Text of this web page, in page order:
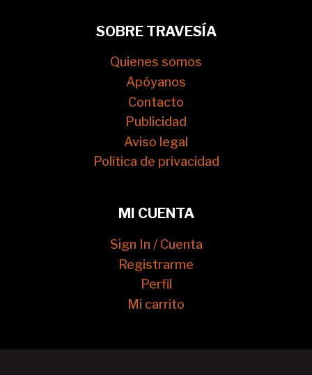
SOBRE TRAVESÍA
Quienes somos
Apóyanos
Contacto
Publicidad
Aviso legal
Política de privacidad
MI CUENTA
Sign In / Cuenta
Registrarme
Perfil
Mi carrito